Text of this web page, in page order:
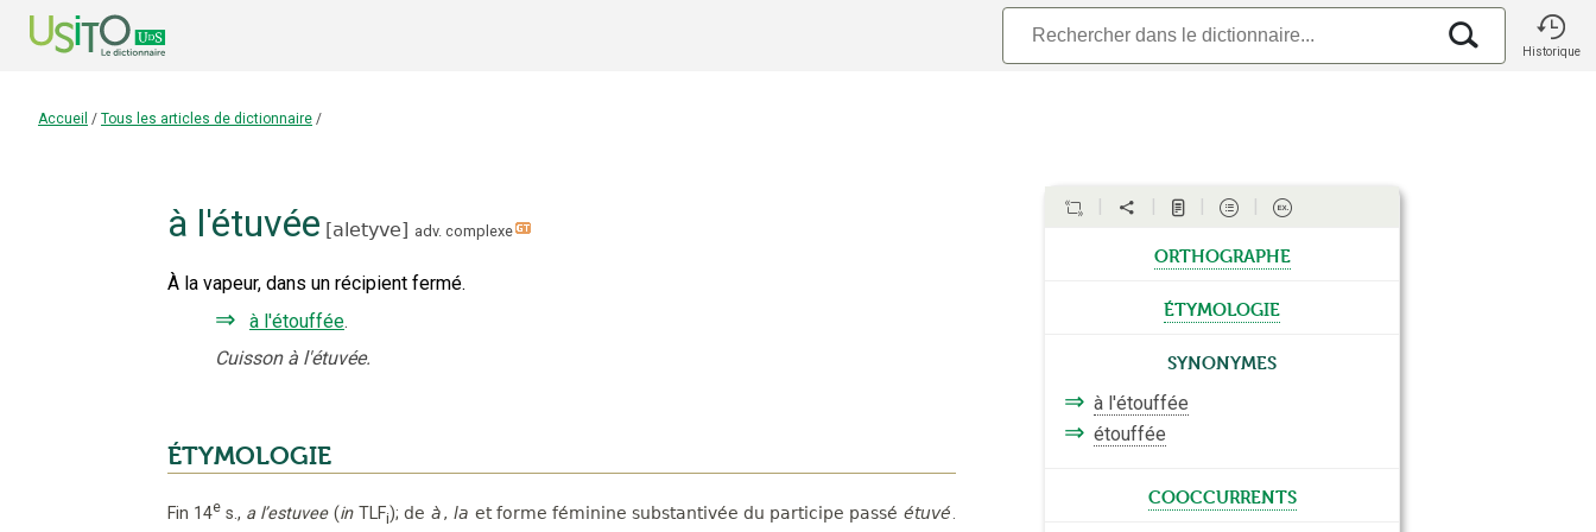
Historique
Accueil / Tous les articles de dictionnaire /
à l'étuvée [aletyve] adv. complexe
À la vapeur, dans un récipient fermé.
⇒ à l'étouffée.
Cuisson à l'étuvée.
ÉTYMOLOGIE
Fin 14e s., a l’estuvee (in TLFi); de à, la et forme féminine substantivée du participe passé étuvé.
orthographe
étymologie
Synonymes
⇒ à l'étouffée
⇒ étouffée
cooccurrents